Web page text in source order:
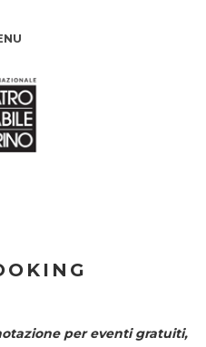
per eventi gratuiti,